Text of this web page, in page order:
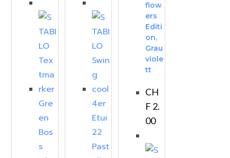
flow
ers
Editi
on,
Grau
viole
tt
CH
F 2.
00